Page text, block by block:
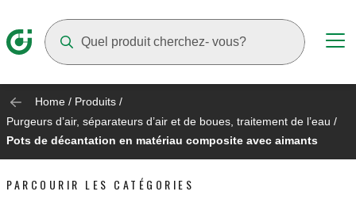
Home / Produits /
Purgeurs d’air, séparateurs d’air et de boues, traitement de l’eau /
Pots de décantation en matériau composite avec aimants
PARCOURIR LES CATÉGORIES